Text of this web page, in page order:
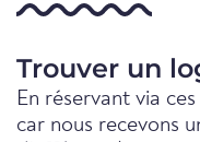
Trouver un
En réservant via
car nous recevons